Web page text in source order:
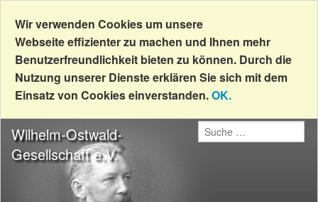
Wir verwenden Cookies um unsere
Webseite effizienter zu machen und Ihnen mehr
Benutzerfreundlichkeit bieten zu können. Durch die
Nutzung unserer Dienste erklären Sie sich mit dem
Einsatz von Cookies einverstanden.OK.
Wilhelm-Ostwald-
Gesellschaft e.V.